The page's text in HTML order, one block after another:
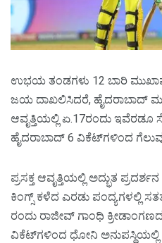
ಉಭಯ ತಂಡಗಳು 12 ಬಾರಿ
ಜಯ ದಾಖಲಿಸಿದರೆ, ಹೈದರಾಬಾದ್‌
ಆವೃತ್ತಿಯಲ್ಲಿ ಏ.17ರಂದು ಇವೆರಡೂ
ಹೈದರಾಬಾದ್‌ 6 ವಿಕೆಟ್‌ಗಳಿಂದ
ಪ್ರಸಕ್ತ ಆವೃತ್ತಿಯಲ್ಲಿ ಅದ್ಭುತ
ಕಿಂಗ್ಸ್‌ ಕಳೆದ ಎರಡು ಪಂದ್ಯಗಳಲ್ಲಿ
ರಂದು ರಾಜೀವ್‌ ಗಾಂಧಿ
ವಿಕೆಟ್‌ಗಳಿಂದ ಧೋನಿ ಅನುಪಸ್ಥಿಯಲ್ಲಿ